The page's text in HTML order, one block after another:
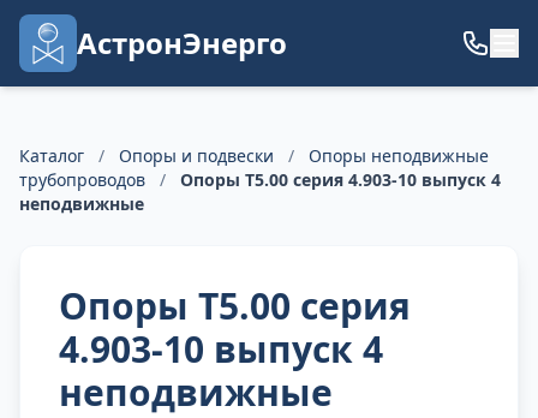
АстронЭнерго
Каталог / Опоры и подвески /
Опоры неподвижные
трубопроводов
/
Опоры Т5.00 серия 4.903-10 выпуск 4
неподвижные
Опоры Т5.00 серия
4.903-10 выпуск 4
неподвижные